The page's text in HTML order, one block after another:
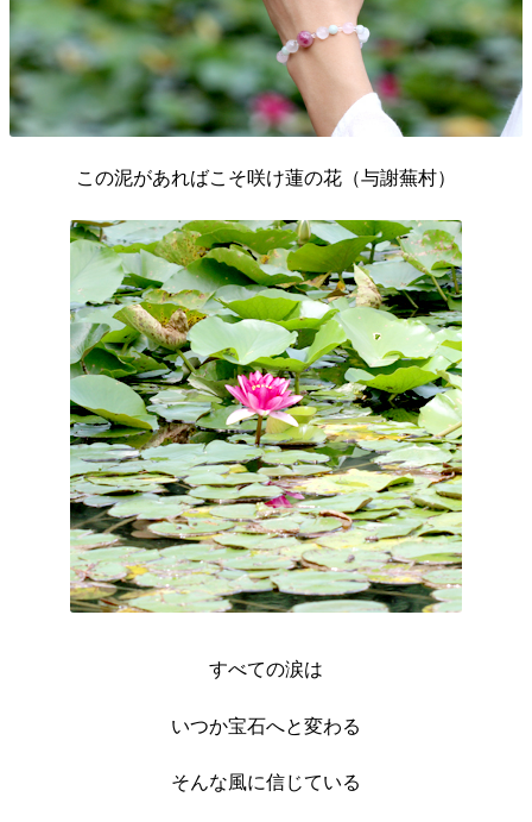
この泥があればこそ咲け蓮の花（与謝蕪村）
すべての涙は
いつか宝石へと変わる
そんな風に信じている